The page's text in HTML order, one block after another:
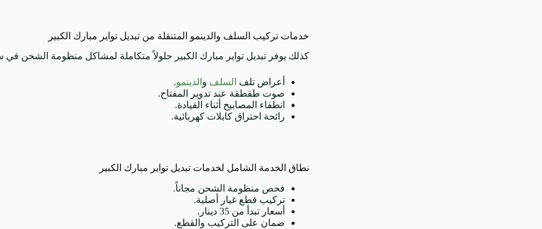
خدمات تركيب السلف والدينمو المتنقلة من تبديل تواير مبارك الكبير
كذلك يوفر تبديل تواير مبارك الكبير حلولاً متكاملة لمشاكل منظومة الشحن في
أعراض تلف السلف و الدينمو.
صوت طقطقة عند تدوير المفتاح.
انطفاء المصابيح أثناء القيادة.
رائحة احتراق كابلات كهربائية.
نطاق الخدمة الشامل لخدمات تبديل تواير مبارك الكبير
فحص منظومة الشحن مجاناً.
تركيب قطع غيار أصلية.
أسعار تبدأ من 35 دينار.
ضمان على التركيب والقطع.